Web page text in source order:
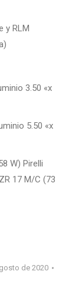
y RLM
3.50 «x
5.50 «x
W) Pirelli
17 M/C (73
de 2020